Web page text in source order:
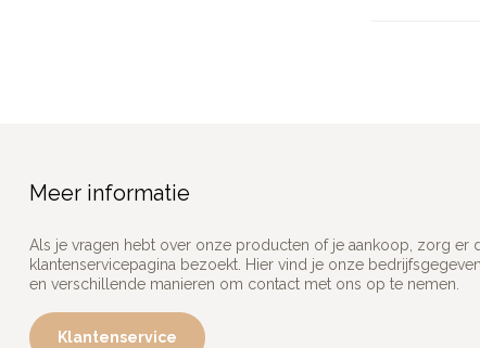
Meer informatie
Als je vragen hebt over onze producten of je aankoop, zorg er
klantenservicepagina bezoekt. Hier vind je onze
en verschillende manieren om contact met ons op te nemen.
Klantenservice